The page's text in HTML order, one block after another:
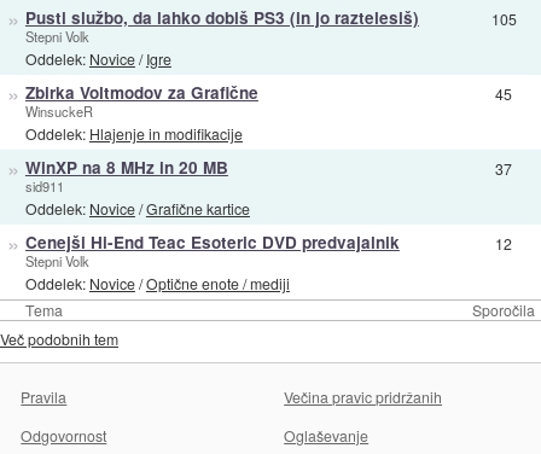
Tema Sporočila
» Pusti službo, da lahko dobiš PS3 (in jo raztelesiš)
Stepni Volk
Oddelek: Novice/Igre
105
» Zbirka Voltmodov za Grafične
WinsuckeR
Oddelek: Hlajenje in modifikacije
45
» WinXP na 8 MHz in 20 MB
sid911
Oddelek: Novice/Grafične kartice
37
» Cenejši Hi-End Teac Esoteric DVD predvajalnik
Stepni Volk
Oddelek: Novice/Optične enote / mediji
12
Več podobnih tem
Pravila
Večina pravic pridržanih
Odgovornost
Oglaševanje